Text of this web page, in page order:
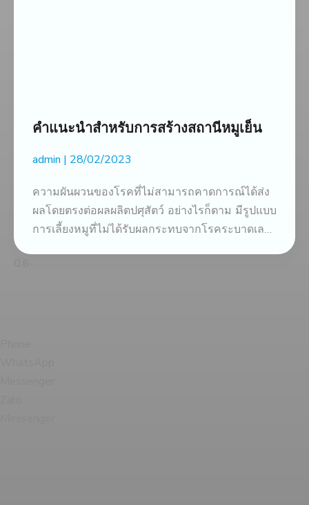
คำแนะนำสำหรับการสร้างสถานีหมูเย็น
admin 28/02/2023
ความผันผวนของโรคที่ไม่สามารถคาดการณ์ได้ส่ง
ผลโดยตรงต่อผลผลิตปศุสัตว์ อย่างไรก็ตาม มีรูปแบบ
การเลี้ยงหมูที่ไม่ได้รับผลกระทบจากโรคระบาดเลย